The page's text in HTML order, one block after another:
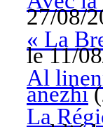
27/08/
« La
le 11/
Al
anezhi(
La